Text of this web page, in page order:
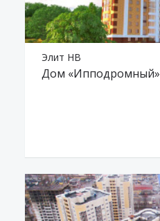
Элит НВ
Дом «Ипподромный»